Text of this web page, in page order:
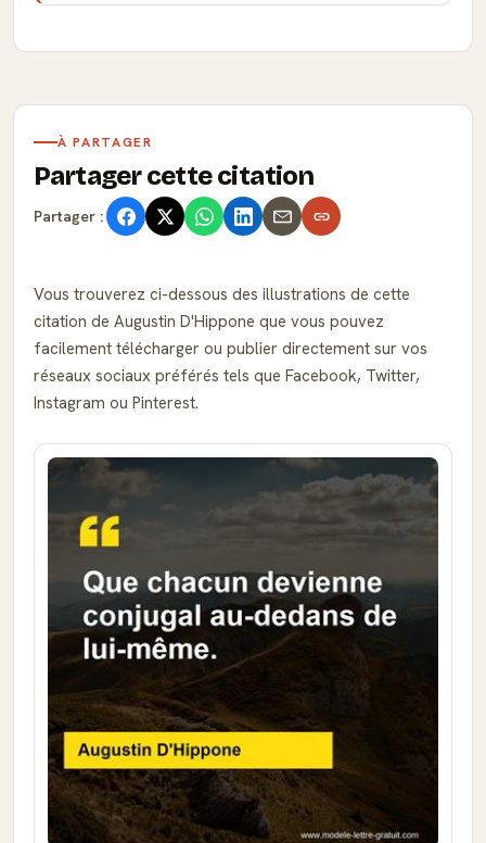
À PARTAGER
Partager cette citation
Partager :
Vous trouverez ci-dessous des illustrations de cette
citation de Augustin D'Hippone que vous pouvez
facilement télécharger ou publier directement sur vos
réseaux sociaux préférés tels que Facebook, Twitter,
Instagram ou Pinterest.